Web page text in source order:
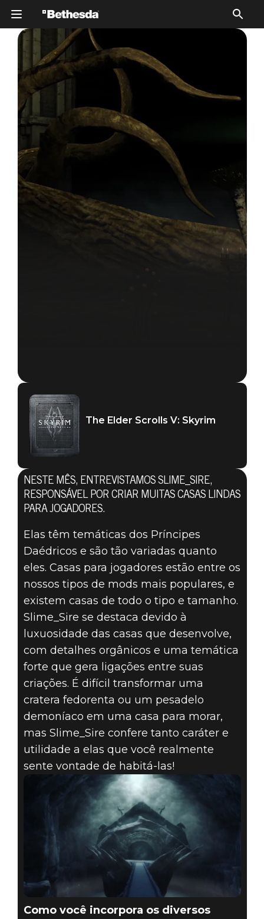
The Elder Scrolls V: Skyrim
17 de novembro de 2020
MODDER DO
MÊS:
SLIME_SIRE
The Elder Scrolls V: Skyrim
NESTE MÊS, ENTREVISTAMOS SLIME_SIRE,
RESPONSÁVEL POR CRIAR MUITAS CASAS LINDAS
PARA JOGADORES.
Elas têm temáticas dos Príncipes
Daédricos e são tão variadas quanto
eles. Casas para jogadores estão entre os
nossos tipos de mods mais populares, e
existem casas de todo o tipo e tamanho.
Slime_Sire se destaca devido à
luxuosidade das casas que desenvolve,
com detalhes orgânicos e uma temática
forte que gera ligações entre suas
criações. É difícil transformar uma
cratera fedorenta ou um pesadelo
demoníaco em uma casa para morar,
mas Slime_Sire confere tanto caráter e
utilidade a elas que você realmente
sente vontade de habitá-las!
Como você incorpora os diversos